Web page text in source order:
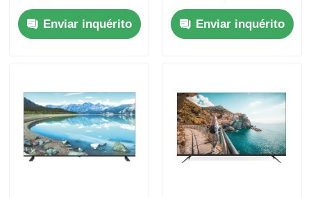
Solicitar Orçamento
o hd conduziu a tevê
TV LED 4K
2025, Smart
Television
Enviar inquérito
Samsung Tizen e
Samsung App Store
para streaming
Enviar inquérito